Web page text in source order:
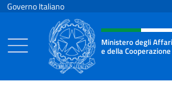
Salta al contenuto
Governo Italiano
Intestazione sito,
Ministero degli
e della